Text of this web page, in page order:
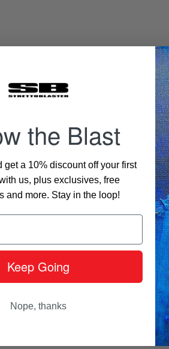
00.00
00.00
00.00
00.00
00.00
00.00
00.00
00.00
the Blast
get a 10% discount off your first
us, plus exclusives, free
and more. Stay in the loop!
Keep Going
Nope, thanks